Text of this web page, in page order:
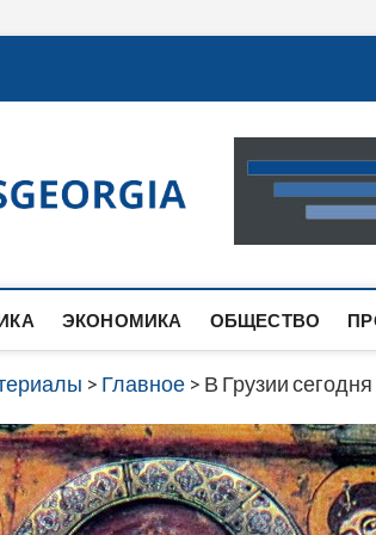
САМАЯ
САЙТЕ ВЫ
ЭКОНОМИКА ОБЩЕСТВО
> Главное > В Грузии